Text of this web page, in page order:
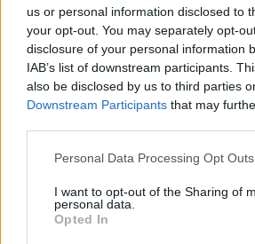
us or personal information disclosed to
your opt-out. You may separately opt-
disclosure of your personal information
IAB’s list of downstream participants.
also be disclosed by us to third parties
Downstream Participants that may
Personal Data Processing Opt Outs
I want to opt-out of the Sharing of
personal data.
Opted In
Picco: dimostrammo di
nella sconfitta. Ma io ero
vittoria sul Palermo alla 2ª
mie scelte, nella serietà con
perseguito gli obiettivi.
Caracciolo e Marin che